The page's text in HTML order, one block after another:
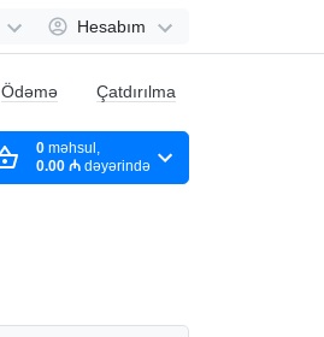
Hesabım
Ödəmə Çatdırılma
0məhsul,
0.00 ₼dəyərində